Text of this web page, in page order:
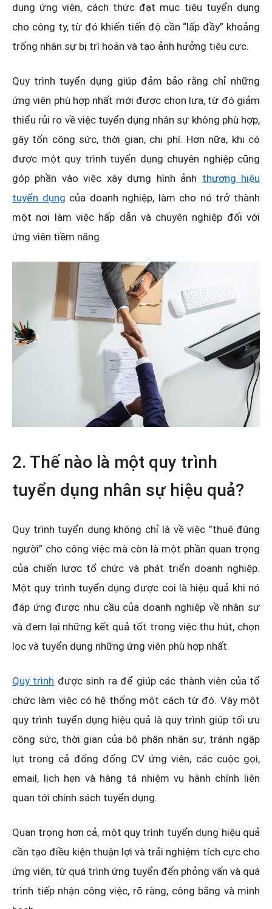
dung ứng viên, cách thức đạt mục tiêu tuyển dụng
cho công ty, từ đó khiến tiến độ cần “lấp đầy” khoảng
trống nhân sự bị trì hoãn và tạo ảnh hưởng tiêu cực.
Quy trình tuyển dụng giúp đảm bảo rằng chỉ những
ứng viên phù hợp nhất mới được chọn lựa, từ đó giảm
thiểu rủi ro về việc tuyển dụng nhân sự không phù hợp,
gây tốn công sức, thời gian, chi phí. Hơn nữa, khi có
được một quy trình tuyển dụng chuyên nghiệp cũng
góp phần vào việc xây dựng hình ảnh thương hiệu
tuyển dụng của doanh nghiệp, làm cho nó trở thành
một nơi làm việc hấp dẫn và chuyên nghiệp đối với
ứng viên tiềm năng.
2. Thế nào là một quy trình
tuyển dụng nhân sự hiệu quả?
Quy trình tuyển dụng không chỉ là về việc ”thuê đúng
người” cho công việc mà còn là một phần quan trọng
của chiến lược tổ chức và phát triển doanh nghiệp.
Một quy trình tuyển dụng được coi là hiệu quả khi nó
đáp ứng được nhu cầu của doanh nghiệp về nhân sự
và đem lại những kết quả tốt trong việc thu hút, chọn
lọc và tuyển dụng những ứng viên phù hợp nhất.
Quy trình được sinh ra để giúp các thành viên của tổ
chức làm việc có hệ thống một cách từ đó. Vậy một
quy trình tuyển dụng hiệu quả là quy trình giúp tối ưu
công sức, thời gian của bộ phận nhân sự, tránh ngập
lụt trong cả đống đống CV ứng viên, các cuộc gọi,
email, lịch hẹn và hàng tá nhiệm vụ hành chính liên
quan tới chính sách tuyển dụng.
Quan trọng hơn cả, một quy trình tuyển dụng hiệu quả
cần tạo điều kiện thuận lợi và trải nghiệm tích cực cho
ứng viên, từ quá trình ứng tuyển đến phỏng vấn và quá
trình tiếp nhận công việc, rõ ràng, công bằng và minh